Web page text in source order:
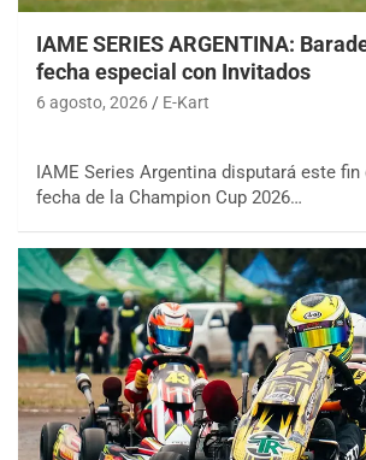
IAME SERIES ARGENTINA:
fecha especial con Invitados
6 agosto, 2026 E-Kart
IAME Series Argentina disputará este fin
fecha de la Champion Cup 2026…